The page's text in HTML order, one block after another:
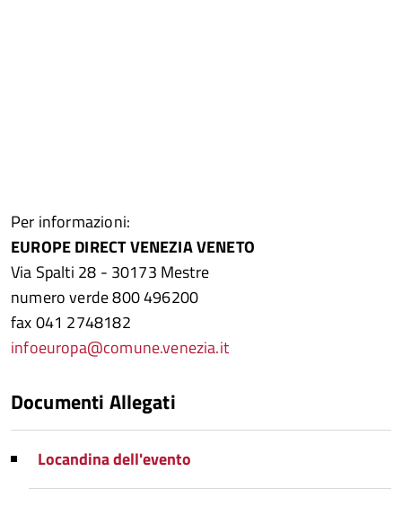
Per informazioni:
EUROPE DIRECT VENEZIA VENETO
Via Spalti 28 - 30173 Mestre
numero verde 800 496200
fax 041 2748182
infoeuropa@comune.venezia.it
Documenti Allegati
Locandina dell'evento